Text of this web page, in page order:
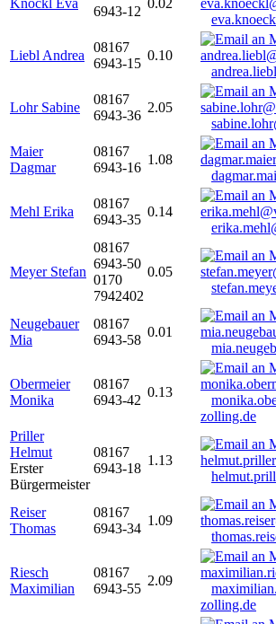
Knöckl Eva
6943-12
0.02
Liebl Andrea
08167
6943-15
0.10
Lohr Sabine
08167
6943-36
2.05
Maier
Dagmar
08167
6943-16
1.08
Mehl Erika
08167
6943-35
0.14
Meyer Stefan
08167
6943-50
0170
7942402
0.05
Neugebauer
Mia
08167
6943-58
0.01
Obermeier
Monika
08167
6943-42
0.13
zolling.de
Priller
Helmut
Erster
Bürgermeister
08167
6943-18
1.13
Reiser
Thomas
08167
6943-34
1.09
Riesch
Maximilian
08167
6943-55
2.09
zolling.de